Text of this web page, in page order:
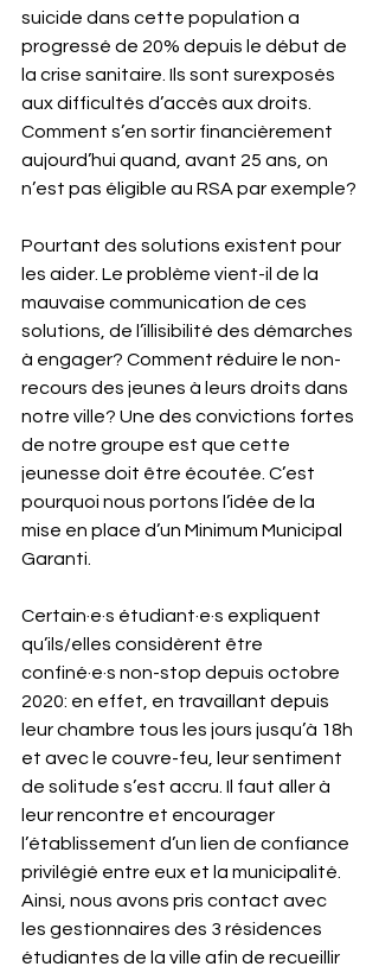
suicide dans cette population a
progressé de 20% depuis le début de
la crise sanitaire. Ils sont surexposés
aux difficultés d’accès aux droits.
Comment s’en sortir financièrement
aujourd’hui quand, avant 25 ans, on
n’est pas éligible au RSA par exemple?
Pourtant des solutions existent pour
les aider. Le problème vient-il de la
mauvaise communication de ces
solutions, de l’illisibilité des démarches
à engager? Comment réduire le non-
recours des jeunes à leurs droits dans
notre ville? Une des convictions fortes
de notre groupe est que cette
jeunesse doit être écoutée. C’est
pourquoi nous portons l’idée de la
mise en place d’un Minimum Municipal
Garanti.
Certain·e·s étudiant·e·s expliquent
qu’ils/elles considèrent être
confiné·e·s non-stop depuis octobre
2020: en effet, en travaillant depuis
leur chambre tous les jours jusqu’à 18h
et avec le couvre-feu, leur sentiment
de solitude s’est accru. Il faut aller à
leur rencontre et encourager
l’établissement d’un lien de confiance
privilégié entre eux et la municipalité.
Ainsi, nous avons pris contact avec
les gestionnaires des 3 résidences
étudiantes de la ville afin de recueillir